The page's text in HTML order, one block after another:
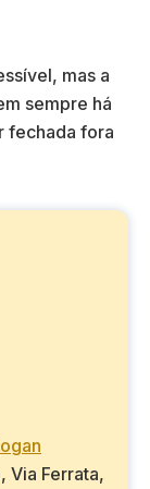
mas a
sempre há
fechada fora
Via Ferrata,